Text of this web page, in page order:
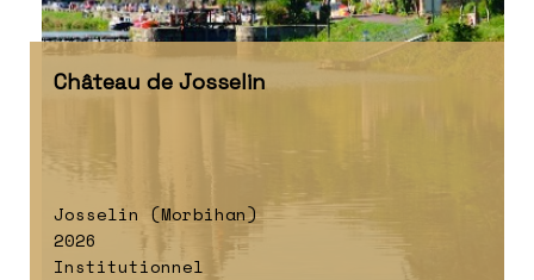
Château de Josselin
Josselin (Morbihan)
2026
Institutionnel